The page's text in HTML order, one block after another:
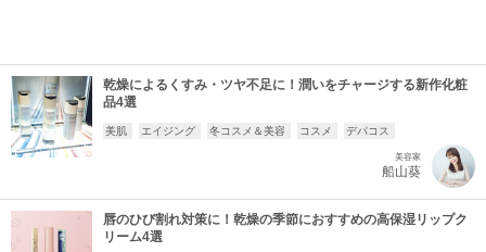
乾燥によるくすみ・ツヤ不足に！潤いをチャージする新作化粧
品4選
美肌 エイジング 冬コスメ＆美容 コスメ デパコス
美容家
船山葵
唇のひび割れ対策に！乾燥の季節におすすめの高保湿リップク
リーム4選